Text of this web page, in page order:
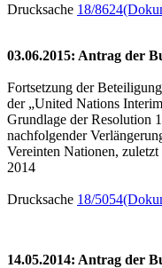
Drucksache 18/8624
03.06.2015: Antrag der
Fortsetzung der
der „United Nations
Grundlage der Resolution
nachfolgender
Vereinten Nationen,
2014
Drucksache 18/5054
14.05.2014: Antrag der